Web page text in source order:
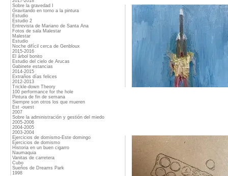
Sobre la gravedad I
Gravitando en torno a la pintura
Estudio
Estudio 2
Entrevista de Mariano de Santa Ana
Fotos de sala Malestar
Malestar
Estudio
Noche difícil cerca de Genbloux
2015-2016
El árbol bonito
Estudio del cielo de Arucas
Gabinete estancias
2014-2015
Extraños días felices
2012-2013
Trickle-down Theory
100 performance for the hole
Pintura de fin de semana
Siempre son otros los que mueren
Est -ouest
2007
Sobre la administración y gestión del miedo
2005-2006
2004-2005
2003-2004
Ejercicios de domismo-Este domingo
Ejercicios de domismo
Historia en un buen cigarro
Naumaquia
Vanitas de carretera
Cubo
Sueños de Dreams Park
1998